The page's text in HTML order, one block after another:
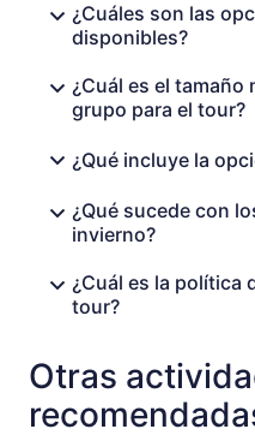
¿Cuáles son las
disponibles?
¿Cuál es el tamaño
grupo para el tour?
¿Qué incluye la
¿Qué sucede con
invierno?
¿Cuál es la política
tour?
Otras